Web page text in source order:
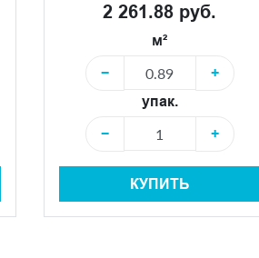
2 261.88 руб.
м²
−
+
упак.
−
+
КУПИТЬ